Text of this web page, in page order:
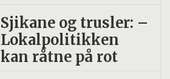
Sjikane og trusler: –
Lokalpolitikken
kan råtne på rot